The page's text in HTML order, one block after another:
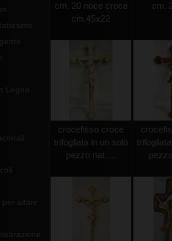
Legno
cm. 20 noce croce
cm.45x22
cm.
crocefisso croce
trifogliata in un solo
pezzo nat. ...